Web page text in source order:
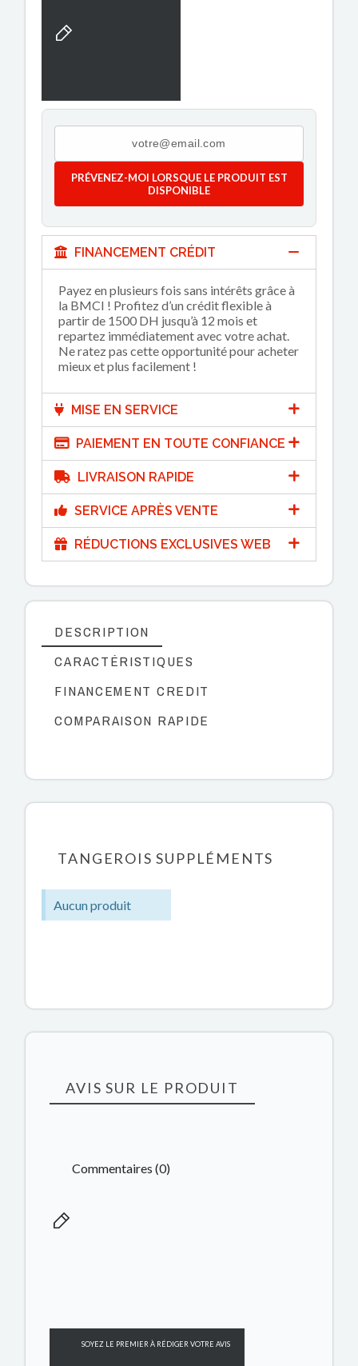
PRÉVENEZ-MOI LORSQUE LE PRODUIT EST
DISPONIBLE
FINANCEMENT CRÉDIT
Payez en plusieurs fois sans intérêts grâce à
la BMCI ! Profitez d’un crédit flexible à
partir de 1500 DH jusqu’à 12 mois et
repartez immédiatement avec votre achat.
Ne ratez pas cette opportunité pour acheter
mieux et plus facilement !
MISE EN SERVICE
PAIEMENT EN TOUTE CONFIANCE
LIVRAISON RAPIDE
SERVICE APRÈS VENTE
RÉDUCTIONS EXCLUSIVES WEB
DESCRIPTION
CARACTÉRISTIQUES
FINANCEMENT CREDIT
COMPARAISON RAPIDE
TANGEROIS SUPPLÉMENTS
Aucun produit
AVIS SUR LE PRODUIT
Commentaires (0)
SOYEZ LE PREMIER À RÉDIGER VOTRE AVIS